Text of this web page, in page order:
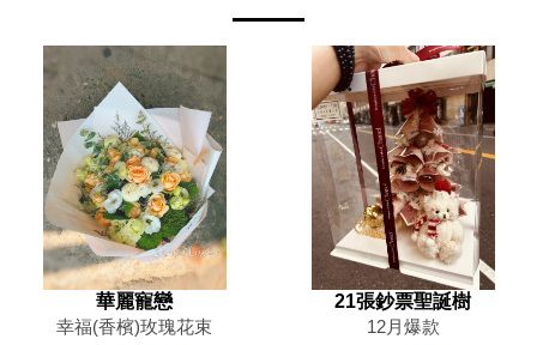
華麗寵戀
幸福(香檳)玫瑰花束
21張鈔票聖誕樹
12月爆款